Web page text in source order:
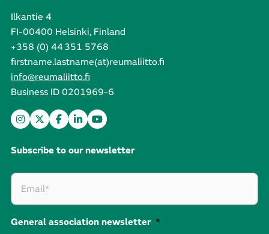
Ilkantie 4
FI-00400 Helsinki, Finland
+358 (0) 44 351 5768
firstname.lastname(at)reumaliitto.fi
info@reumaliitto.fi
Business ID 0201969-6
Subscribe to our newsletter
General association newsletter *